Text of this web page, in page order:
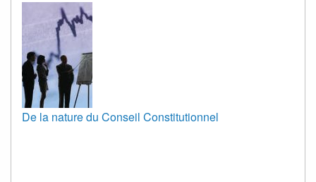
De la nature du Conseil Constitutionnel